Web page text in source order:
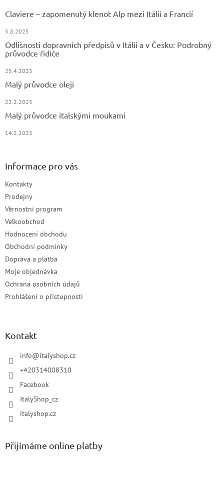
Claviere – zapomenutý klenot Alp mezi Itálií a Francií
5.8.2025
Odlišnosti dopravních předpisů v Itálii a v Česku: Podrobný
průvodce řidiče
25.4.2025
Malý průvodce oleji
22.2.2025
Malý průvodce italskými moukami
14.2.2025
Informace pro vás
Kontakty
Prodejny
Věrnostní program
Velkoobchod
Hodnocení obchodu
Obchodní podmínky
Doprava a platba
Moje objednávka
Ochrana osobních údajů
Prohlášení o přístupnosti
Kontakt
info@italyshop.cz
+420314008310
Facebook
ItalyShop_cz
italyshop.cz
Přijímáme online platby